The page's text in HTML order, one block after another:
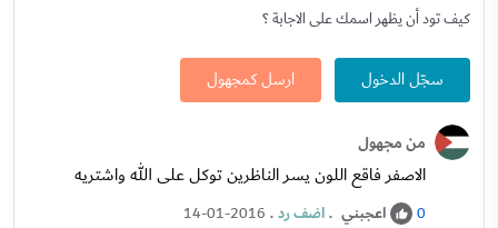
كيف تود أن يظهر اسمك على الاجابة ؟
سجّل الدخول ارسل كمجهول
من مجهول
الاصفر فاقع اللون يسر الناظرين توكل على الله واشتريه
0 اعجبني .اضف رد.
14-01-2016